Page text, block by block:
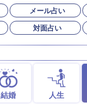
メール占い
対面占い
結婚 人生